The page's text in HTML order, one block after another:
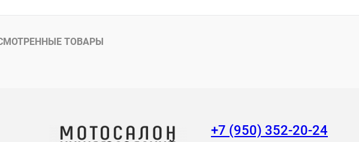
ТОВАРЫ
+7 (950) 352-20-24